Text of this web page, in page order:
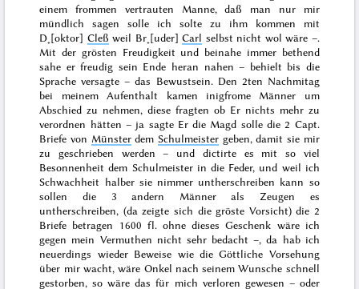
einem frommen vertrauten Manne, daß man nur mir
mündlich sagen solle ich solte zu ihm kommen mit
D˖[oktor] Cleß weil Br˖[uder]Carl selbst nicht wol wäre –.
Mit der grösten Freudigkeit und beinahe immer bethend
sahe er freudig sein Ende heran nahen – behielt bis die
Sprache versagte – das Bewustsein. Den 2ten Nachmitag
bei meinem Aufenthalt kamen inigfrome Männer um
Abschied zu nehmen, diese fragten ob Er nichts mehr zu
verordnen hätten – ja sagte Er die Magd solle die 2 Capt.
Briefe von Münsterdem Schulmeister geben, damit sie mir
zu geschrieben werden – und dictirte es mit so viel
Besonnenheit dem Schulmeister in die Feder, und weil ich
Schwachheit halber sie nimmer untherschreiben kann so
sollen die 3 andern Männer als Zeugen es
untherschreiben, (da zeigte sich die gröste Vorsicht) die 2
Briefe betragen 1600 fl. ohne dieses Geschenk wäre ich
gegen mein Vermuthen nicht sehr bedacht –, da hab ich
neuerdings wieder Beweise wie die Göttliche Vorsehung
über mir wacht, wäre Onkel nach seinem Wunsche schnell
gestorben, so wäre das für mich verloren gewesen – oder